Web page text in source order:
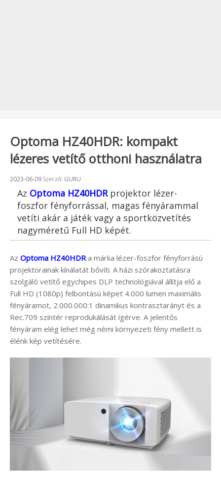
Optoma HZ40HDR: kompakt
lézeres vetítő otthoni használatra
Beküldve:
2023-06-09 Szerző: GURU
Az Optoma HZ40HDRprojektor lézer-
foszfor fényforrással, magas fényárammal
vetíti akár a játék vagy a sportközvetítés
nagyméretű Full HD képét.
Az Optoma HZ40HDR a márka lézer-foszfor fényforrású
projektorainak kínálatát bővíti. A házi szórakoztatásra
szolgáló vetítő egychipes DLP technológiával állítja elő a
Full HD (1080p) felbontású képet 4.000 lumen maximális
fényáramot, 2.000.000:1 dinamikus kontrasztarányt és a
Rec.709 színtér reprodukálását ígérve. A jelentős
fényáram elég lehet még némi környezeti fény mellett is
élénk kép vetítésére.